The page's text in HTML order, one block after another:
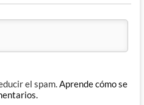
el spam.Aprende cómo se